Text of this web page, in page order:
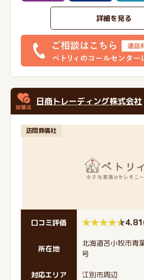
詳細を見る
日商トレーディング株式会社
訪問葬儀社
口コミ評価 4.81
所在地
北海道苫小牧市青
号
対応エリア 江別市周辺